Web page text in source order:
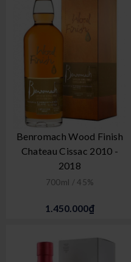
Benromach Wood Finish
Chateau Cissac 2010 -
2018
700ml / 45%
1.450.000₫